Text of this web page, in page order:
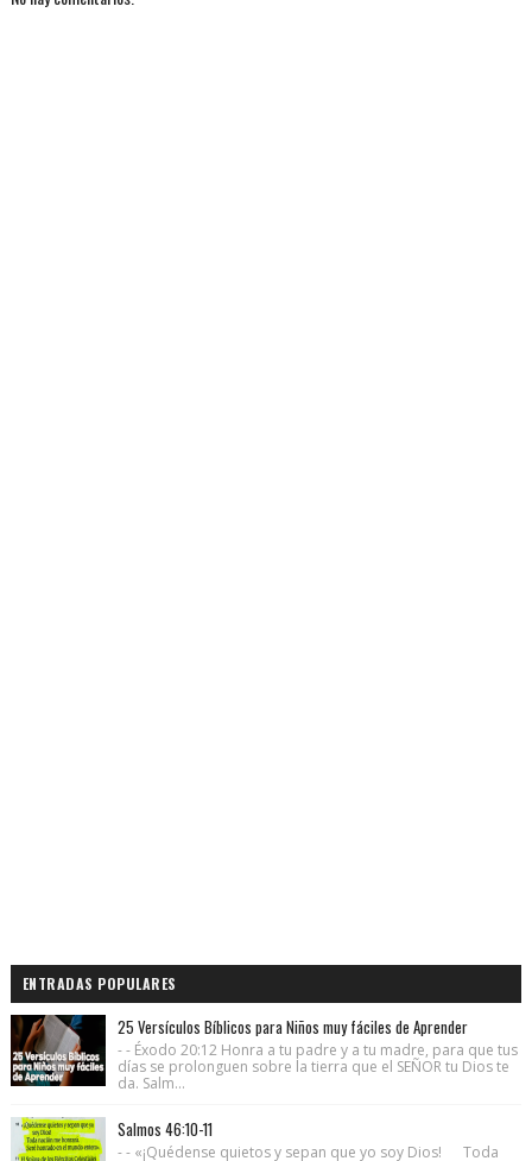
ENTRADAS POPULARES
25 Versículos Bíblicos para Niños muy fáciles de Aprender
- - Éxodo 20:12 Honra a tu padre y a tu madre, para que tus
días se prolonguen sobre la tierra que el SEÑOR tu Dios te
da. Salm...
Salmos 46:10-11
- - «¡Quédense quietos y sepan que yo soy Dios! Toda